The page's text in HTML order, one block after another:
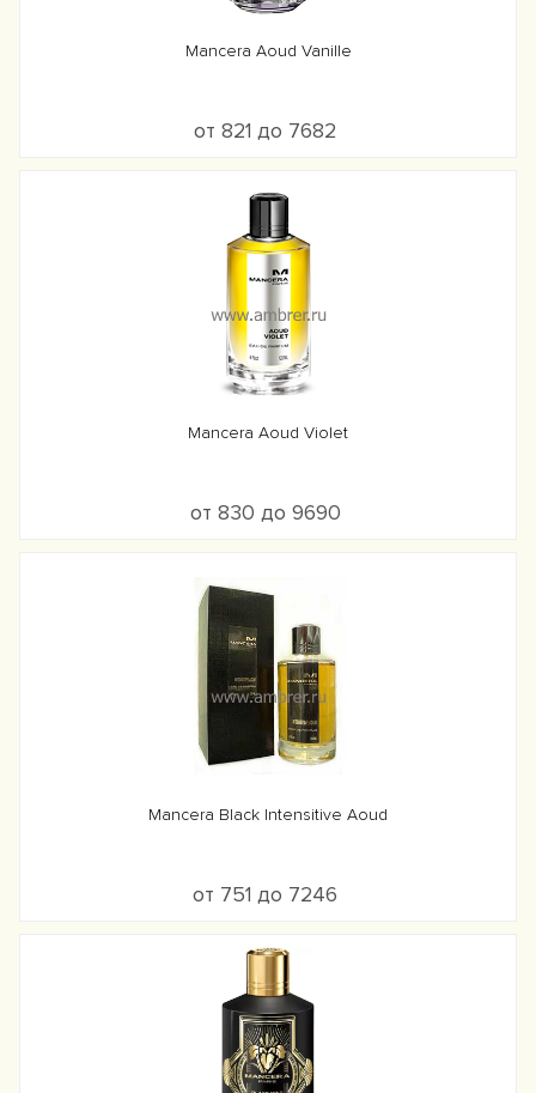
Mancera Aoud Vanille
от 821 до 7682
Mancera Aoud Violet
от 830 до 9690
Mancera Black Intensitive Aoud
от 751 до 7246